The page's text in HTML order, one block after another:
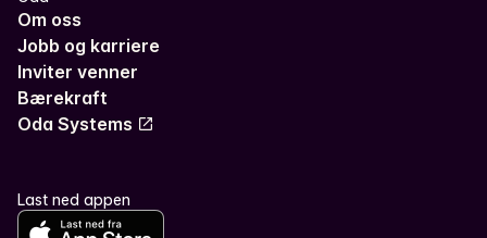
Om oss
Jobb og karriere
Inviter venner
Bærekraft
Oda Systems
Last ned appen